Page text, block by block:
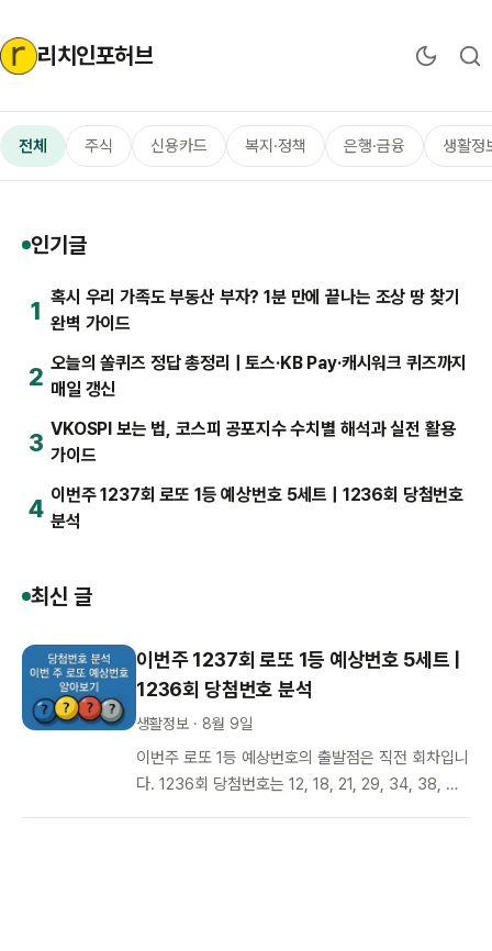
리치인포허브
전체 주식 신용카드 복지·정책 은행·금융 생활정
인기글
1 혹시 우리 가족도 부동산 부자? 1분 만에 끝나는 조상 땅 찾기
완벽 가이드
2 오늘의 쏠퀴즈 정답 총정리 | 토스·KB Pay·캐시워크 퀴즈까지
매일 갱신
3 VKOSPI 보는 법, 코스피 공포지수 수치별 해석과 실전 활용
가이드
4 이번주 1237회 로또 1등 예상번호 5세트 | 1236회 당첨번호
분석
최신 글
이번주 1237회 로또 1등 예상번호 5세트 |
1236회 당첨번호 분석
생활정보 · 8월 9일
이번주 로또 1등 예상번호의 출발점은 직전 회차입니
다. 1236회 당첨번호는 12, 18, 21, 29, 34, 38, 보